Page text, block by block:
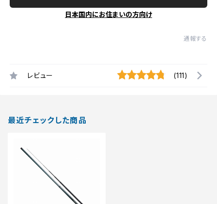
日本国内にお住まいの方向け
通報する
レビュー (111)
最近チェックした商品